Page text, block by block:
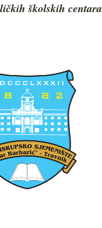
školskih centara